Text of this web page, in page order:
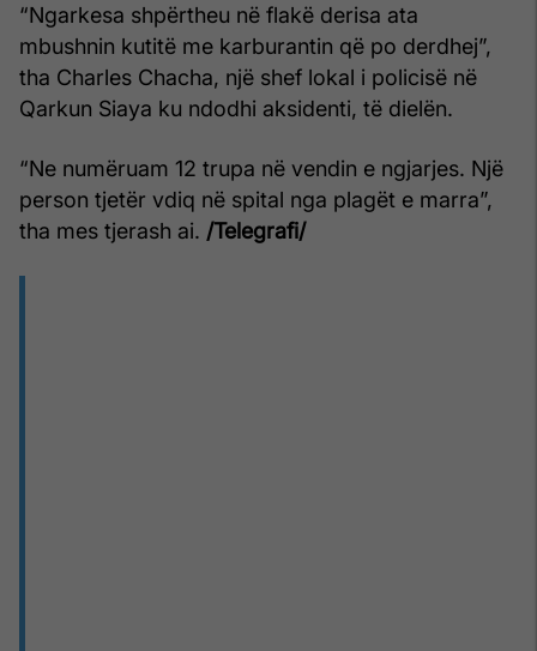
“Ngarkesa shpërtheu në flakë derisa ata
mbushnin kutitë me karburantin që po derdhej”,
tha Charles Chacha, një shef lokal i policisë në
Qarkun Siaya ku ndodhi aksidenti, të dielën.
“Ne numëruam 12 trupa në vendin e ngjarjes. Një
person tjetër vdiq në spital nga plagët e marra”,
tha mes tjerash ai. /Telegrafi/